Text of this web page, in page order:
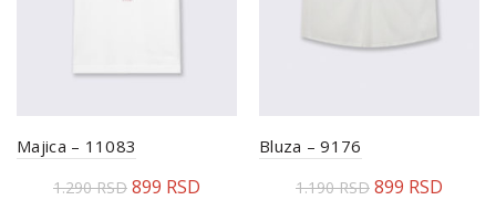
Majica – 11083
1.290RSD 899 RSD
Bluza – 9176
1.190RSD 899 RSD